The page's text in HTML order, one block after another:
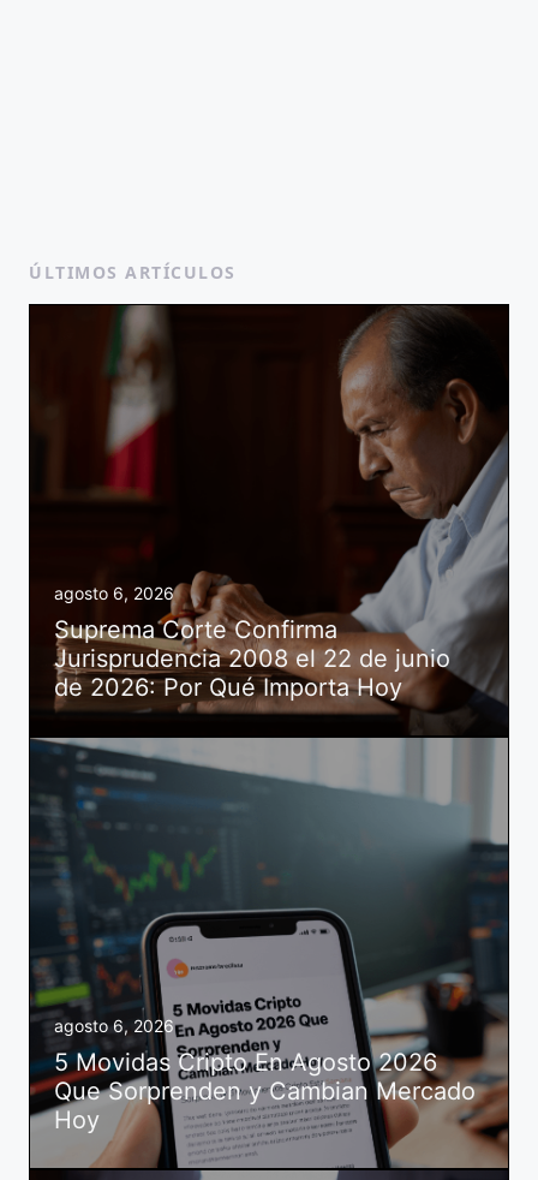
ÚLTIMOS ARTÍCULOS
agosto 6, 2026
Suprema Corte Confirma
Jurisprudencia 2008 el 22 de junio
de 2026: Por Qué Importa Hoy
agosto 6, 2026
5 Movidas Cripto En Agosto 2026
Que Sorprenden y Cambian Mercado
Hoy